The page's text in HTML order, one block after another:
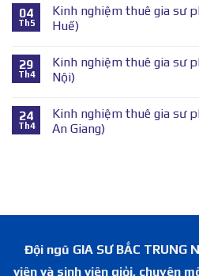
04
Th5
Kinh nghiệm thuê gia sư
Huế)
29
Th4
Kinh nghiệm thuê gia sư
Nội)
24
Th4
Kinh nghiệm thuê gia sư
An Giang)
Đội ngũ GIA SƯ BẮC TRUNG
viên và sinh viên giỏi, chuyên